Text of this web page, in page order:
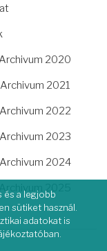
2020
2021
2022
2023
2024
2025
és a legjobb
sütiket használ.
adatokat is